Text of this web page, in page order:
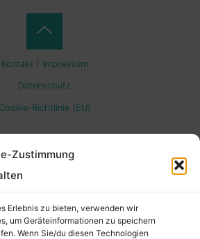
Zustimmung
Erlebnis zu bieten, verwenden wir
um Geräteinformationen zu speichern
Wenn Sie/du diesen Technologien
Kontakt / Impressum
Datenschutz
Cookie-Richtlinie (EU)
Back
to